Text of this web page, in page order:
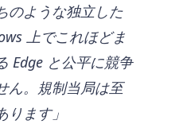
のような独立した
上でこれほどま
Edge と公平に競争
ん。規制当局は至
ます」